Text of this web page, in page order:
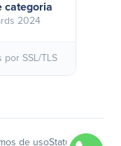
categoria
2024
SSL/TLS
de usoStatus